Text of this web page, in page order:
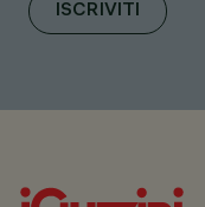
ISCRIVITI